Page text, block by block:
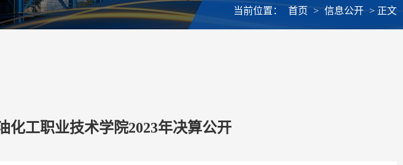
当前位置： 首页 > 信息公开 > 正文
化工职业技术学院2023年决算公开